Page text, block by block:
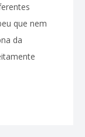
que nem
da